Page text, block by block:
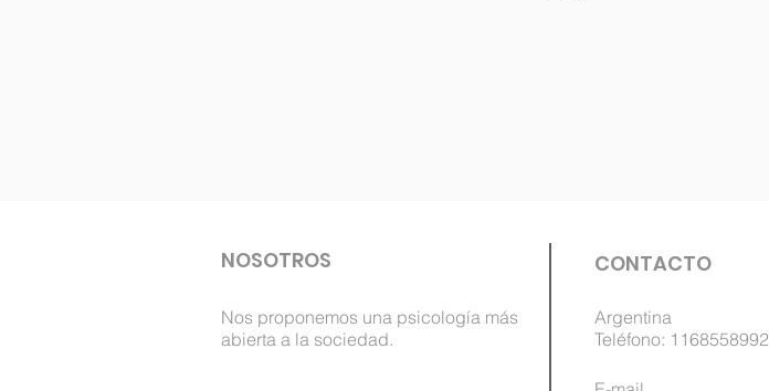
CONTACTO
Argentina
Teléfono: 1168558992
NOSOTROS
Nos proponemos una psicología más
abierta a la sociedad.